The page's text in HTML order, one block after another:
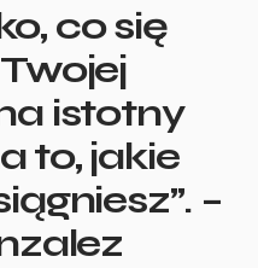
co się
istotny
to, jakie
–